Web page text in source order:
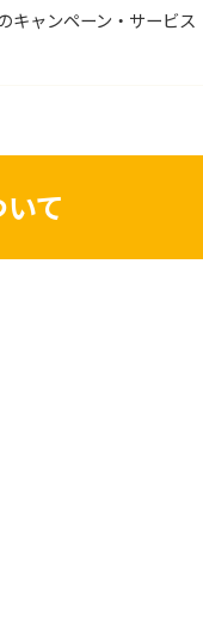
キャンペーン・サービス
て